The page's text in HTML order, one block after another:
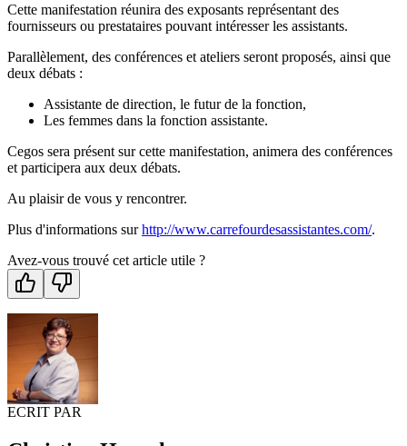
Cette manifestation réunira des exposants représentant des
fournisseurs ou prestataires pouvant intéresser les assistants.
Parallèlement, des conférences et ateliers seront proposés, ainsi que
deux débats :
Assistante de direction, le futur de la fonction,
Les femmes dans la fonction assistante.
Cegos sera présent sur cette manifestation, animera des conférences
et participera aux deux débats.
Au plaisir de vous y rencontrer.
Plus d'informations surhttp://www.carrefourdesassistantes.com/.
Avez-vous trouvé cet article utile ?
ECRIT PAR